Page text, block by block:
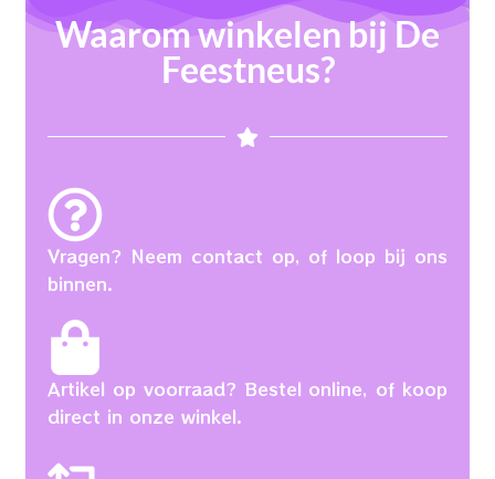
Waarom winkelen bij De
Feestneus?
Vragen? Neem contact op, of loop bij ons
binnen.
Artikel op voorraad? Bestel online, of koop
direct in onze winkel.